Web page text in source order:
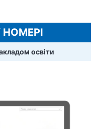
НОМЕРІ
освіти